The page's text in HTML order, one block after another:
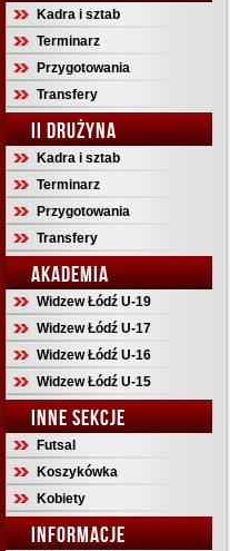
Kadra i sztab
Terminarz
Przygotowania
Transfery
II DRUŻYNA
Kadra i sztab
Terminarz
Przygotowania
Transfery
AKADEMIA
Widzew Łódź U-19
Widzew Łódź U-17
Widzew Łódź U-16
Widzew Łódź U-15
INNE SEKCJE
Futsal
Koszykówka
Kobiety
INFORMACJE